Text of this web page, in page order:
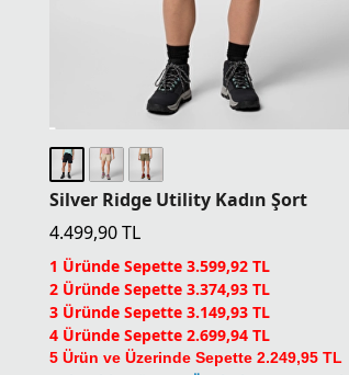
Silver Ridge Utility Kadın Şort
4.499,90TL
1 Üründe Sepette 3.599,92 TL
2 Üründe Sepette 3.374,93 TL
3 Üründe Sepette 3.149,93 TL
4 Üründe Sepette 2.699,94 TL
5 Ürün ve Üzerinde Sepette 2.249,95 TL
Columbia Dünyası Üyelerine Sepette Ek
İndirim